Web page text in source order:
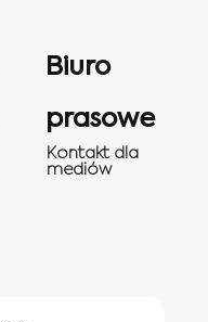
Biuro
prasowe
Kontakt dla
mediów